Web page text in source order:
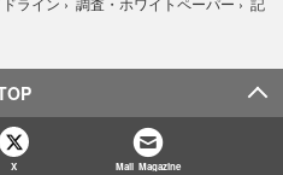
ライン › 調査・ホワイトペーパー › 記
X Mail Magazine